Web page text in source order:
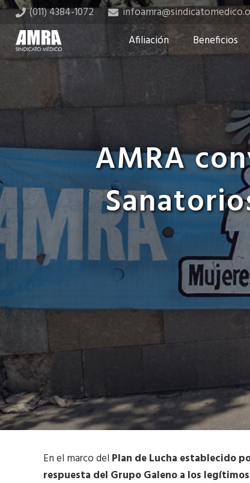
(011) 4384-1072
Afiliación
Beneficios
AMRA
En el marco del Plan de Lucha establecido
respuesta del Grupo Galeno a los